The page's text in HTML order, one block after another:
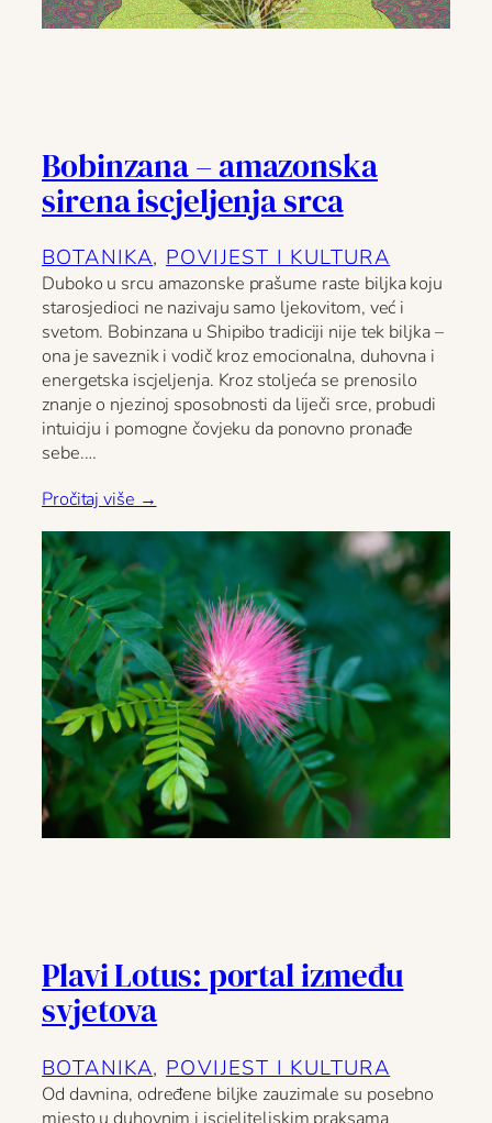
Bobinzana – amazonska
sirena iscjeljenja srca
BOTANIKA, POVIJEST I KULTURA
Duboko u srcu amazonske prašume raste biljka koju
starosjedioci ne nazivaju samo ljekovitom, već i
svetom. Bobinzana u Shipibo tradiciji nije tek biljka –
ona je saveznik i vodič kroz emocionalna, duhovna i
energetska iscjeljenja. Kroz stoljeća se prenosilo
znanje o njezinoj sposobnosti da liječi srce, probudi
intuiciju i pomogne čovjeku da ponovno pronađe
sebe.…
Pročitaj više →
Plavi Lotus: portal između
svjetova
BOTANIKA, POVIJEST I KULTURA
Od davnina, određene biljke zauzimale su posebno